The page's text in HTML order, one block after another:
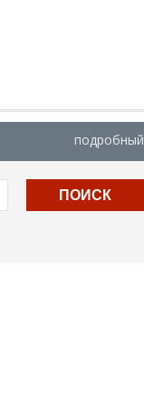
подробный
ПОИСК